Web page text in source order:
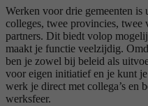
Werken voor drie gemeenten is
colleges, twee provincies, twee
partners. Dit biedt volop
maakt je functie veelzijdig.
ben je zowel bij beleid als
voor eigen initiatief en je kunt
werk je direct met collega’s en
werksfeer.